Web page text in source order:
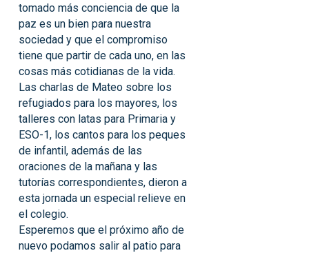
tomado más conciencia de que la
paz es un bien para nuestra
sociedad y que el compromiso
tiene que partir de cada uno, en las
cosas más cotidianas de la vida.
Las charlas de Mateo sobre los
refugiados para los mayores, los
talleres con latas para Primaria y
ESO-1, los cantos para los peques
de infantil, además de las
oraciones de la mañana y las
tutorías correspondientes, dieron a
esta jornada un especial relieve en
el colegio.
Esperemos que el próximo año de
nuevo podamos salir al patio para